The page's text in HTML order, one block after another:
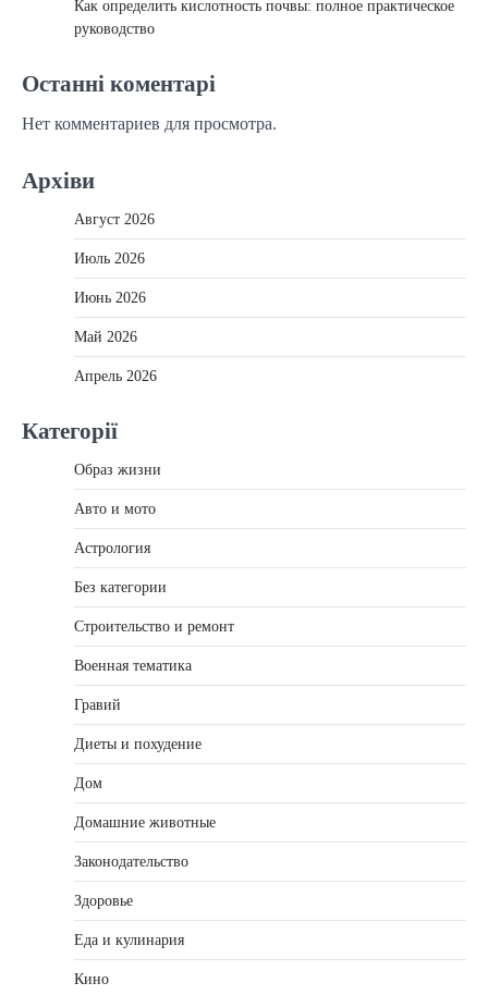
Как определить кислотность почвы: полное практическое
руководство
Останні коментарі
Нет комментариев для просмотра.
Архіви
Август 2026
Июль 2026
Июнь 2026
Май 2026
Апрель 2026
Категорії
Образ жизни
Авто и мото
Астрология
Без категории
Строительство и ремонт
Военная тематика
Гравий
Диеты и похудение
Дом
Домашние животные
Законодательство
Здоровье
Еда и кулинария
Кино